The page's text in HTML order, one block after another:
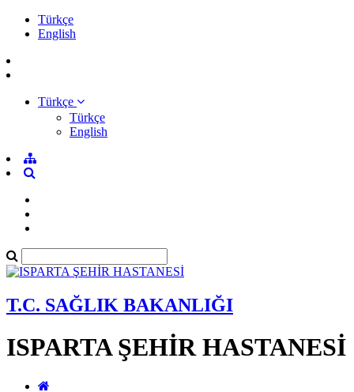
Türkçe
English
Türkçe
Türkçe
English
T.C. SAĞLIK BAKANLIĞI
ISPARTA ŞEHİR HASTANESİ
SAVAŞ ÜNAL
SAVAŞ ÜNAL
SAVAŞ ÜNAL
SAVAŞ ÜNAL